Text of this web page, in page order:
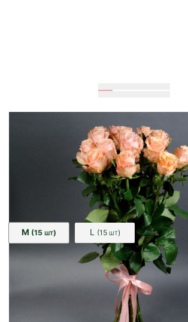
30см
M (15 ШТ) L (15 ШТ)
Додати до кошика